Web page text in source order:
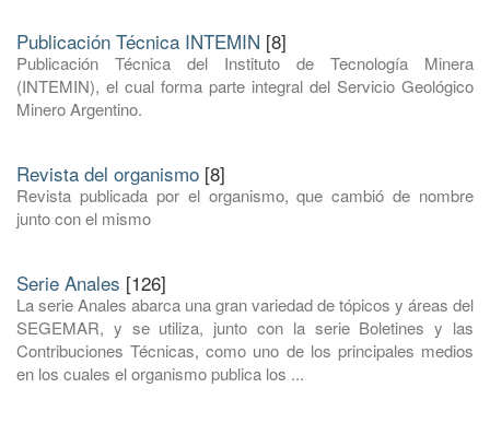
Publicación Técnica INTEMIN [8]
Publicación Técnica del Instituto de Tecnología Minera
(INTEMIN), el cual forma parte integral del Servicio Geológico
Minero Argentino.
Revista del organismo [8]
Revista publicada por el organismo, que cambió de nombre
junto con el mismo
Serie Anales [126]
La serie Anales abarca una gran variedad de tópicos y áreas del
SEGEMAR, y se utiliza, junto con la serie Boletines y las
Contribuciones Técnicas, como uno de los principales medios
en los cuales el organismo publica los ...